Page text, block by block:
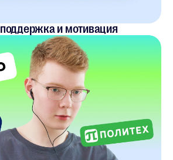
и мотивация